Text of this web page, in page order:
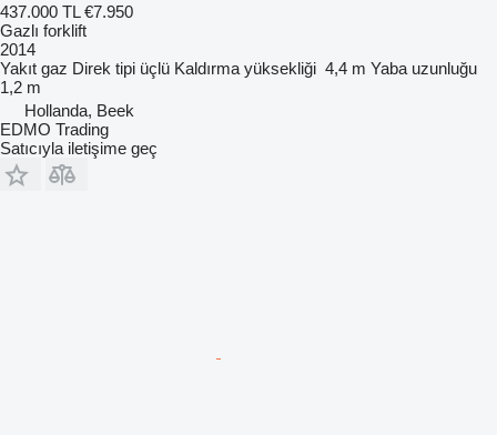
437.000 TL €7.950
Gazlı forklift
2014
Yakıt gaz Direk tipi üçlü Kaldırma yüksekliği 4,4 m Yaba uzunluğu
1,2 m
Hollanda, Beek
EDMO Trading
Satıcıyla iletişime geç